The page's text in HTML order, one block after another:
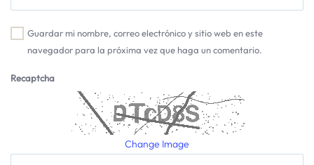
Guardar mi nombre, correo electrónico y sitio web en este
navegador para la próxima vez que haga un comentario.
Recaptcha
Change Image